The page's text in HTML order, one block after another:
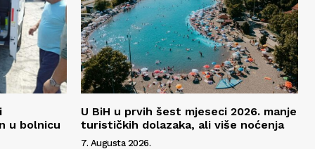
u bolnicu
U BiH u prvih šest mjeseci 2026. manje
turističkih dolazaka, ali više noćenja
7. Augusta 2026.